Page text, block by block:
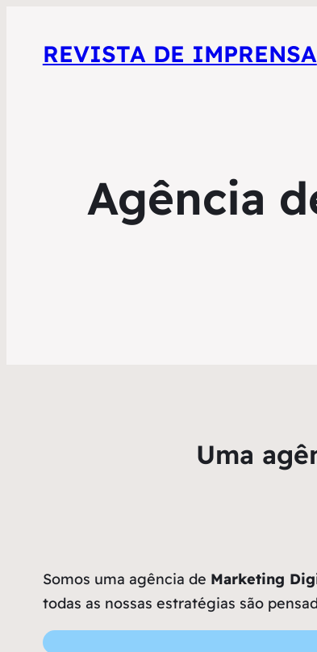
REVISTA DE IMPRENSA
Agência
Uma
Somos uma agência de Marketing
todas as nossas estratégias são